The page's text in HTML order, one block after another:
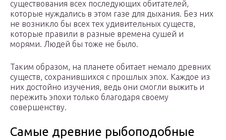
существования всех последующих обитателей,
которые нуждались в этом газе для дыхания. Без них
не возникло бы всех тех удивительных существ,
которые правили в разные времена сушей и
морями. Людей бы тоже не было.
Таким образом, на планете обитает немало древних
существ, сохранившихся с прошлых эпох. Каждое из
них достойно изучения, ведь они смогли выжить и
пережить эпохи только благодаря своему
совершенству.
Самые древние рыбоподобные